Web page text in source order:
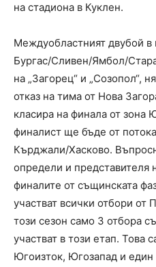
на стадиона в Куклен.
Междуобластният двубой в
Бургас/Сливен/Ямбол/
на „Загорец“ и „Созопол“,
отказ на тима от Нова
класира на финала от зона
финалист ще бъде от
Кърджали/Хасково.
определи и представителя
финалите от същинската
участват всички отбори от
този сезон само 3 отбора
участват в този етап. Това
Югоизток, Югозапад и един